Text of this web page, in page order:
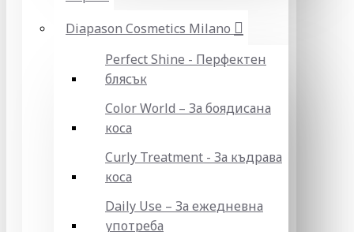
Diapason Cosmetics Milano
Perfect Shine - Перфектен
блясък
Color World – За боядисана
коса
Curly Treatment - За къдрава
коса
Daily Use – За ежедневна
употреба